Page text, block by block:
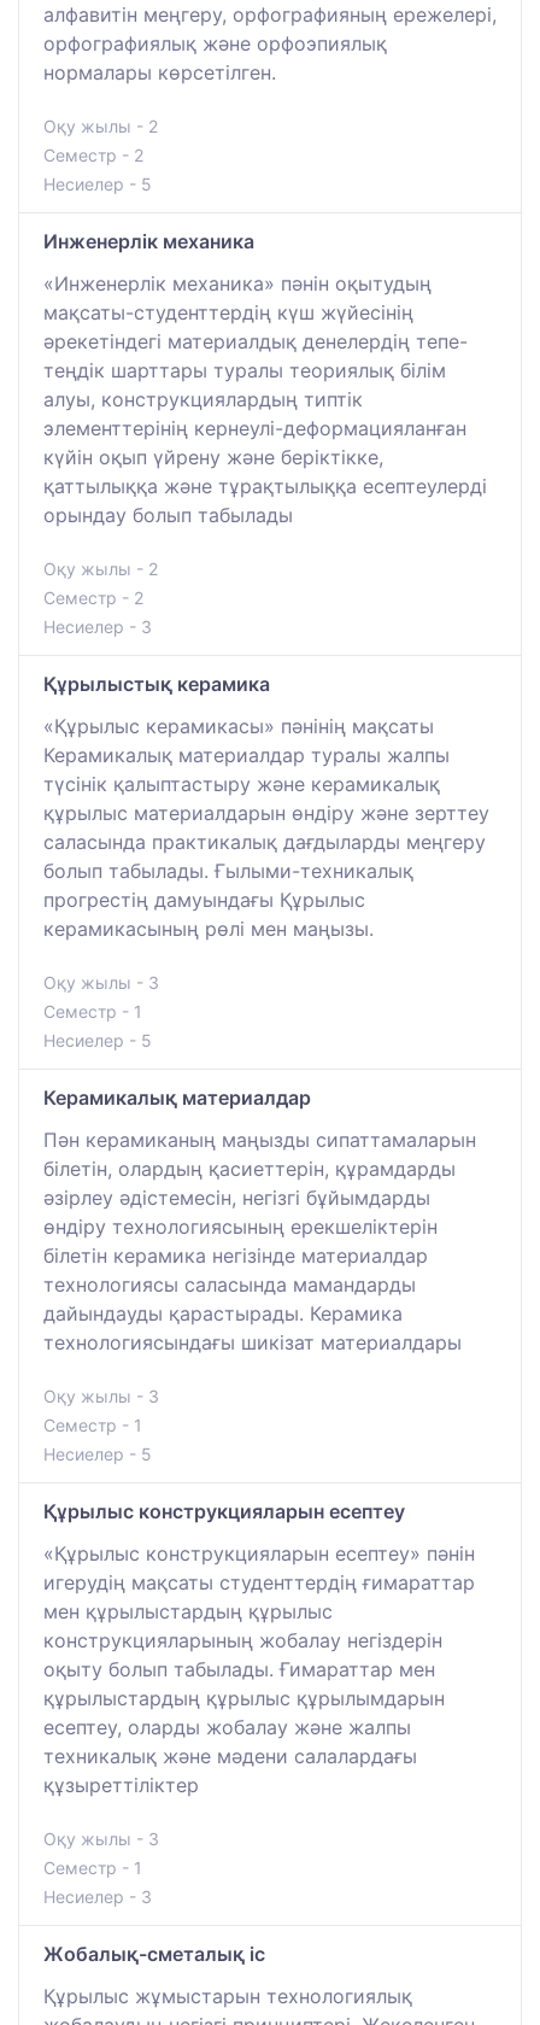
алфавитін меңгеру, орфографияның ережелері,
орфографиялық және орфоэпиялық
нормалары көрсетілген.
Оқу жылы - 2
Семестр - 2
Несиелер - 5
Инженерлік механика
«Инженерлік механика» пәнін оқытудың
мақсаты-студенттердің күш жүйесінің
әрекетіндегі материалдық денелердің тепе-
теңдік шарттары туралы теориялық білім
алуы, конструкциялардың типтік
элементтерінің кернеулі-деформацияланған
күйін оқып үйрену және беріктікке,
қаттылыққа және тұрақтылыққа есептеулерді
орындау болып табылады
Оқу жылы - 2
Семестр - 2
Несиелер - 3
Құрылыстық керамика
«Құрылыс керамикасы» пәнінің мақсаты
Керамикалық материалдар туралы жалпы
түсінік қалыптастыру және керамикалық
құрылыс материалдарын өндіру және зерттеу
саласында практикалық дағдыларды меңгеру
болып табылады. Ғылыми-техникалық
прогрестің дамуындағы Құрылыс
керамикасының рөлі мен маңызы.
Оқу жылы - 3
Семестр - 1
Несиелер - 5
Керамикалық материалдар
Пән керамиканың маңызды сипаттамаларын
білетін, олардың қасиеттерін, құрамдарды
әзірлеу әдістемесін, негізгі бұйымдарды
өндіру технологиясының ерекшеліктерін
білетін керамика негізінде материалдар
технологиясы саласында мамандарды
дайындауды қарастырады. Керамика
технологиясындағы шикізат материалдары
Оқу жылы - 3
Семестр - 1
Несиелер - 5
Құрылыс конструкцияларын есептеу
«Құрылыс конструкцияларын есептеу» пәнін
игерудің мақсаты студенттердің ғимараттар
мен құрылыстардың құрылыс
конструкцияларының жобалау негіздерін
оқыту болып табылады. Ғимараттар мен
құрылыстардың құрылыс құрылымдарын
есептеу, оларды жобалау және жалпы
техникалық және мәдени салалардағы
құзыреттіліктер
Оқу жылы - 3
Семестр - 1
Несиелер - 3
Жобалық-сметалық іс
Құрылыс жұмыстарын технологиялық